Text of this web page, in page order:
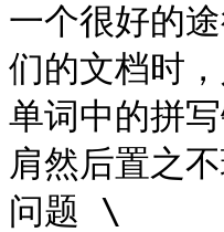
一个很好的
们的文档时
单词中的拼
肩然后置之
问题 \